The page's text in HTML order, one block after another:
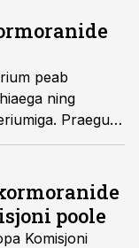
peab
ning
Praegu
30.
tuleb
mil
ei ole veelpoole
Komisjoni